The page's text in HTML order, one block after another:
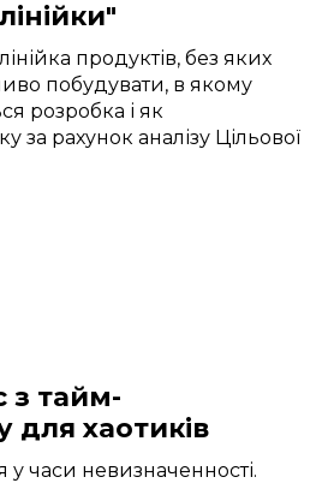
продуктів, без яких
побудувати, в якому
розробка і як
за рахунок аналізу Цільової
з тайм-
хаотиків
часи невизначенності.